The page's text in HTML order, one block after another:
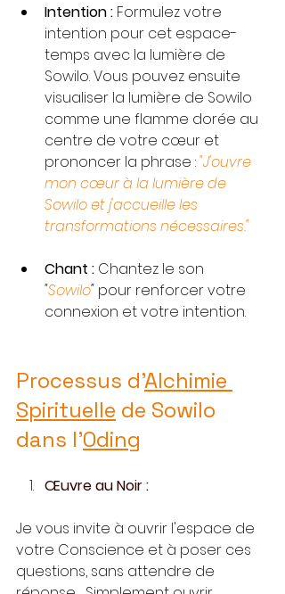
Intention : Formulez votre
intention pour cet espace-
temps avec la lumière de
Sowilo. Vous pouvez ensuite
visualiser la lumière de Sowilo
comme une flamme dorée au
centre de votre cœur et
prononcer la phrase : "J'ouvre
mon cœur à la lumière de
Sowilo et j'accueille les
transformations nécessaires."
Chant : Chantez le son
"Sowilo" pour renforcer votre
connexion et votre intention.
Processus d'Alchimie
Spirituelle de Sowilo
dans l'Oding
Œuvre au Noir :
Je vous invite à ouvrir l'espace de
votre Conscience et à poser ces
questions, sans attendre de